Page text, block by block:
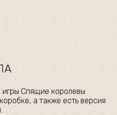
игры Спящие королевы
а также есть версия